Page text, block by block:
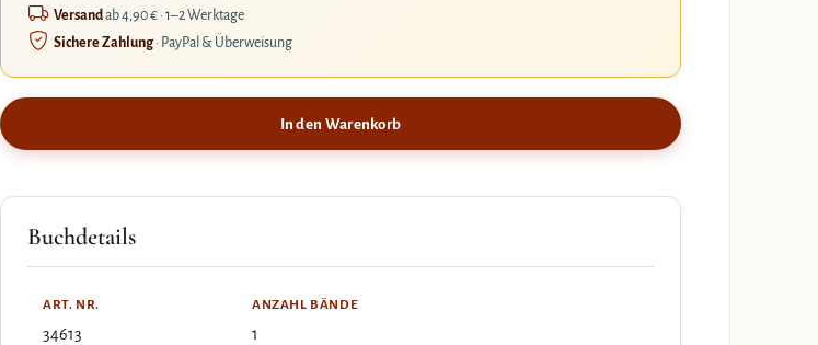
Versandab 4,90 € · 1–2 Werktage
Sichere Zahlung· PayPal & Überweisung
In den Warenkorb
Buchdetails
ART. NR.
34613
ANZAHL BÄNDE
1